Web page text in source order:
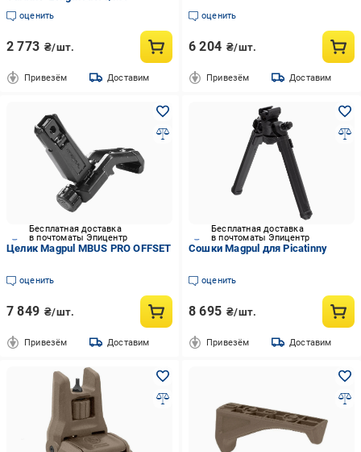
оценить
2 773 ₴/шт.
Привезём Доставим
оценить
6 204 ₴/шт.
Привезём Доставим
Бесплатная доставка
в почтоматы Эпицентр
Целик Magpul MBUS PRO OFFSET
оценить
7 849 ₴/шт.
Привезём Доставим
Бесплатная доставка
в почтоматы Эпицентр
Сошки Magpul для Picatinny
оценить
8 695 ₴/шт.
Привезём Доставим